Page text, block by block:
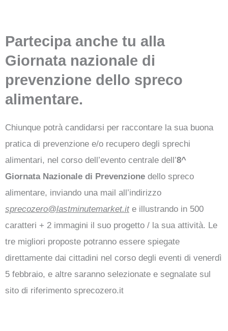
Partecipa anche tu alla
Giornata nazionale di
prevenzione dello spreco
alimentare.
Chiunque potrà candidarsi per raccontare la sua buona
pratica di prevenzione e/o recupero degli sprechi
alimentari, nel corso dell’evento centrale dell’8^
Giornata Nazionale di Prevenzione dello spreco
alimentare, inviando una mail all’indirizzo
sprecozero@lastminutemarket.ite illustrando in 500
caratteri + 2 immagini il suo progetto / la sua attività. Le
tre migliori proposte potranno essere spiegate
direttamente dai cittadini nel corso degli eventi di venerdì
5 febbraio, e altre saranno selezionate e segnalate sul
sito di riferimento sprecozero.it